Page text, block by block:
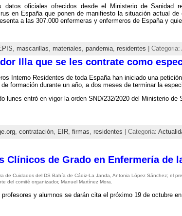
datos oficiales ofrecidos desde el Ministerio de Sanidad
en España que ponen de manifiesto la situación actual
a las 307.000 enfermeras y enfermeros de España y
mascarillas materiales pandemia, residentes | Categoria:
Illa que se les contrate como
Interno Residentes de toda España han iniciado una
formación durante un año, a dos meses de terminar la
lunes entró en vigor la orden SND/232/2020 del Ministerio
, contratación, EIR, firmas, residentes | Categoria:
Clínicos de Grado en Enfermería de
de Cuidados del DS Bahía de Cádiz-La Janda, Antonia López Sánchez; el
del comité organizador, Manuel Martínez Mora.
profesores y alumnos se darán cita el próximo 19 de octubre